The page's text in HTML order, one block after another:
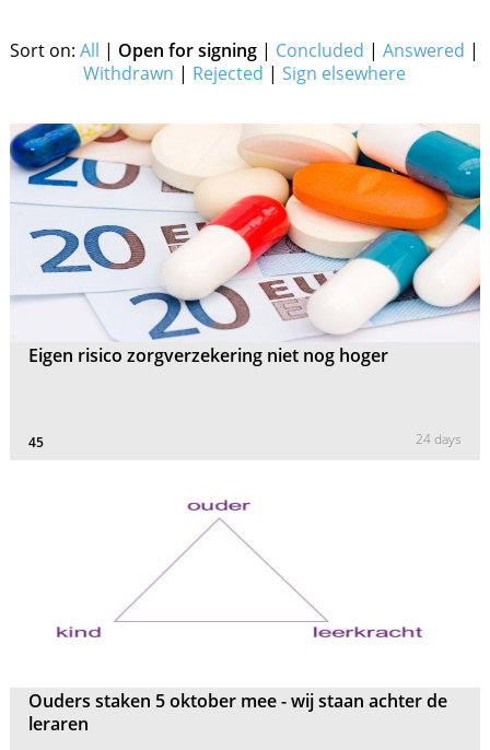
Sort on:All | Open for signing | Concluded |Answered |
Withdrawn | Rejected |Sign elsewhere
Eigen risico zorgverzekering niet nog hoger
45 24 days
Ouders staken 5 oktober mee - wij staan achter de
leraren